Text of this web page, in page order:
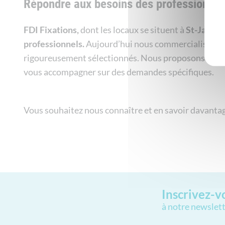
Répondre aux besoins des
FDI Fixations,dont les locaux se situent àSt-
professionnels.Aujourd’hui nous
rigoureusement sélectionnés. Nous proposons une
vous accompagner sur des demandes spécifiques.
Vous souhaitez nous connaître et en savoir
Inscrivez-
à notre